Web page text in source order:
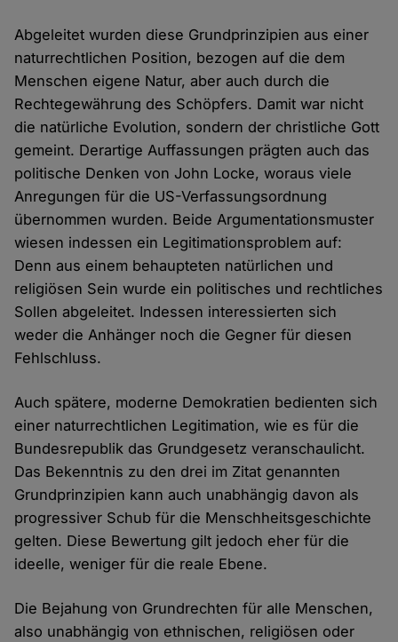
Abgeleitet wurden diese Grundprinzipien aus einer
naturrechtlichen Position, bezogen auf die dem
Menschen eigene Natur, aber auch durch die
Rechtegewährung des Schöpfers. Damit war nicht
die natürliche Evolution, sondern der christliche Gott
gemeint. Derartige Auffassungen prägten auch das
politische Denken von John Locke, woraus viele
Anregungen für die US-Verfassungsordnung
übernommen wurden. Beide Argumentationsmuster
wiesen indessen ein Legitimationsproblem auf:
Denn aus einem behaupteten natürlichen und
religiösen Sein wurde ein politisches und rechtliches
Sollen abgeleitet. Indessen interessierten sich
weder die Anhänger noch die Gegner für diesen
Fehlschluss.
Auch spätere, moderne Demokratien bedienten sich
einer naturrechtlichen Legitimation, wie es für die
Bundesrepublik das Grundgesetz veranschaulicht.
Das Bekenntnis zu den drei im Zitat genannten
Grundprinzipien kann auch unabhängig davon als
progressiver Schub für die Menschheitsgeschichte
gelten. Diese Bewertung gilt jedoch eher für die
ideelle, weniger für die reale Ebene.
Die Bejahung von Grundrechten für alle Menschen,
also unabhängig von ethnischen, religiösen oder